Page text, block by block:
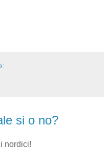
si o no?
nordici!